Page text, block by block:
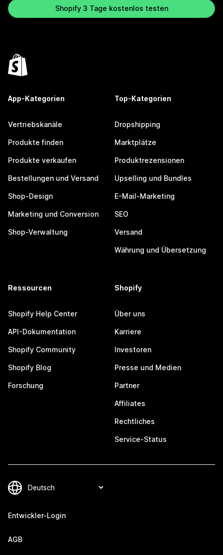
Shopify 3 Tage kostenlos testen
App-Kategorien
Vertriebskanäle
Produkte finden
Produkte verkaufen
Bestellungen und Versand
Shop-Design
Marketing und Conversion
Shop-Verwaltung
Top-Kategorien
Dropshipping
Marktplätze
Produktrezensionen
Upselling und Bundles
E-Mail-Marketing
SEO
Versand
Währung und Übersetzung
Ressourcen
Shopify Help Center
API-Dokumentation
Shopify Community
Shopify Blog
Forschung
Shopify
Über uns
Karriere
Investoren
Presse und Medien
Partner
Affiliates
Rechtliches
Service-Status
Entwickler-Login
AGB